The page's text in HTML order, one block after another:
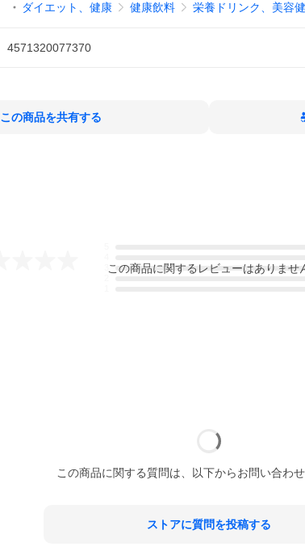
ダイエット、健康
健康飲料 栄養ドリンク、美容
4571320077370
この商品を共有する
この商品に関するレビューはありませ
この商品に関する質問は、以下からお問い合わせ
ストアに質問を投稿する